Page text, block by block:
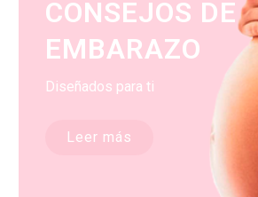
CONSEJOS DE
EMBARAZO
Diseñados para ti
Leer más